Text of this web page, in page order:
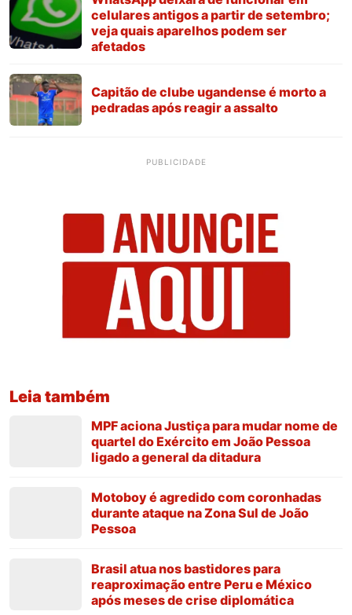
celulares antigos a partir de setembro;
veja quais aparelhos podem ser
afetados
Capitão de clube ugandense é morto a
pedradas após reagir a assalto
PUBLICIDADE
Leia também
MPF aciona Justiça para mudar nome de
quartel do Exército em João Pessoa
ligado a general da ditadura
Motoboy é agredido com coronhadas
durante ataque na Zona Sul de João
Pessoa
Brasil atua nos bastidores para
reaproximação entre Peru e México
após meses de crise diplomática